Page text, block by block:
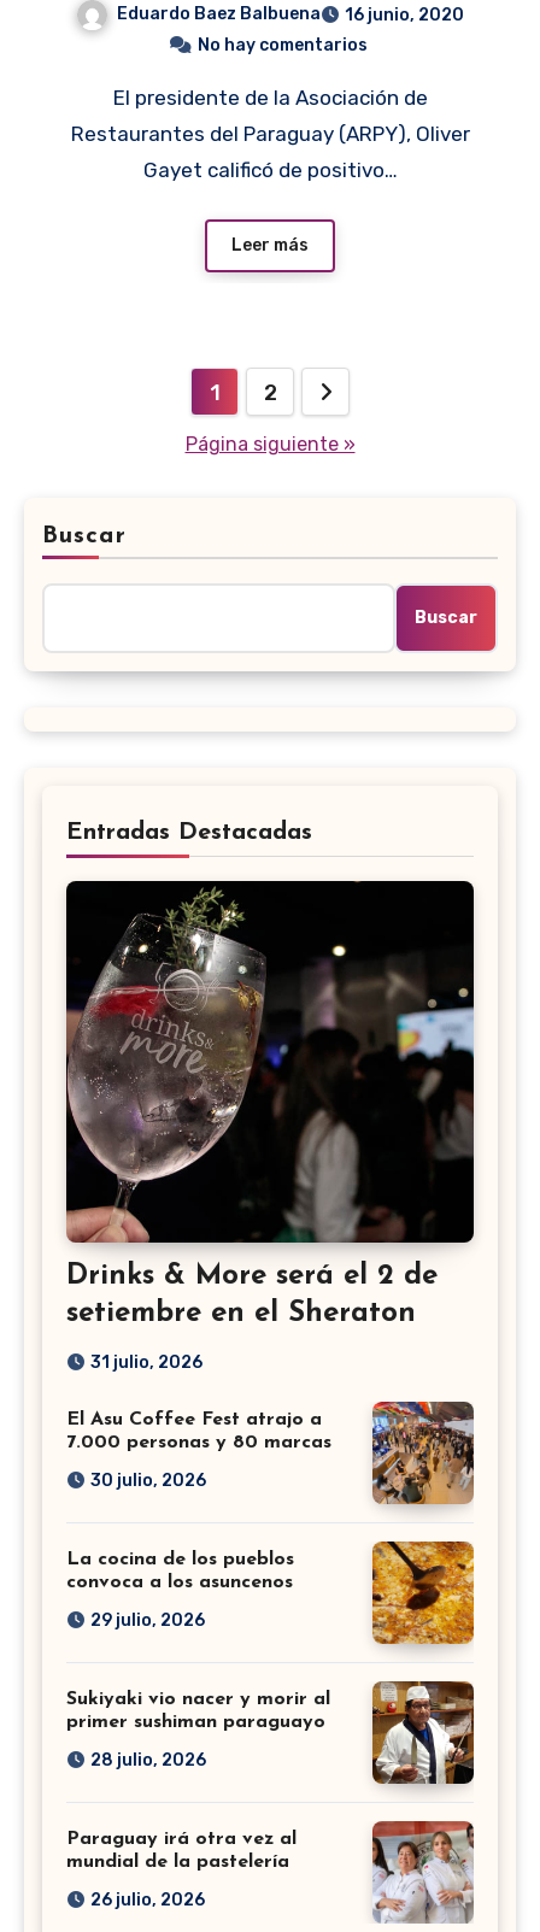
Eduardo Baez Balbuena
16 junio, 2020
No hay comentarios
El presidente de la Asociación de
Restaurantes del Paraguay (ARPY), Oliver
Gayet calificó de positivo…
Leer más
Paginación
1 2
Página siguiente »
Buscar
Buscar
Entradas Destacadas
Drinks & More será el 2 de
setiembre en el Sheraton
31 julio, 2026
El Asu Coffee Fest atrajo a
7.000 personas y 80 marcas
30 julio, 2026
La cocina de los pueblos
convoca a los asuncenos
29 julio, 2026
Sukiyaki vio nacer y morir al
primer sushiman paraguayo
28 julio, 2026
Paraguay irá otra vez al
mundial de la pastelería
26 julio, 2026